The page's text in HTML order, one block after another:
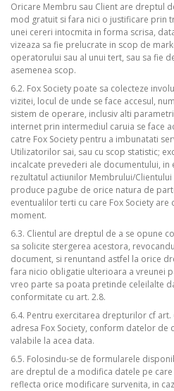
Oricare Membru sau Client are dreptul
mod gratuit si fara nici o justificare prin
unei cereri intocmita in forma scrisa,
vizeaza sa fie prelucrate in scop de
operatorului sau al unui tert, sau sa fie
asemenea scop.
6.2. Fox Society poate sa colecteze
vizitei, locul de unde se face accesul,
sistem de operare, inclusiv alti
internet prin intermediul caruia se face
catre Fox Society pentru a imbunatati
Utilizatorilor sai, sau cu scop statistic;
incalcate prevederi ale documentului, in
rezultatul actiunilor Membrului/
produce pagube de orice natura de
eventualilor terti cu care Fox Society
moment.
6.3. Clientul are dreptul de a se opune
sa solicite stergerea acestora,
document, si renuntand astfel la orice
fara nicio obligatie ulterioara a vreunei
vreo parte sa poata pretinde celeilalte
conformitate cu art. 2.8.
6.4. Pentru exercitarea drepturilor cf art.
adresa Fox Society, conform datelor de
valabile la acea data.
6.5. Folosindu-se de formularele
are dreptul de a modifica datele pe
reflecta orice modificare survenita, in